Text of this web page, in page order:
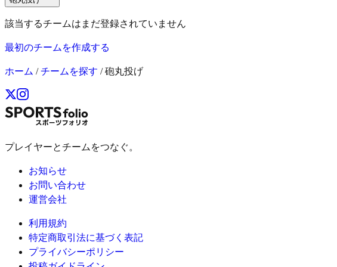
該当するチームはまだ登録されていません
最初のチームを作成する
ホーム /チームを探す /砲丸投げ
プレイヤーとチームをつなぐ。
お知らせ
お問い合わせ
運営会社
利用規約
特定商取引法に基づく表記
プライバシーポリシー